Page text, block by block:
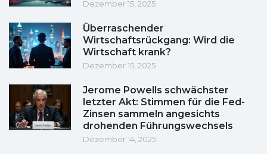
Dezember 15, 2025
Überraschender
Wirtschaftsrückgang: Wird die
Wirtschaft krank?
Dezember 15, 2025
Jerome Powells schwächster
letzter Akt: Stimmen für die Fed-
Zinsen sammeln angesichts
drohenden Führungswechsels
Dezember 14, 2025